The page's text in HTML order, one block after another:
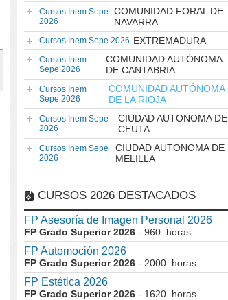
Cursos Inem Sepe
2026
COMUNIDAD FORAL DE
NAVARRA
Cursos Inem Sepe 2026 EXTREMADURA
Cursos Inem
Sepe 2026
COMUNIDAD AUTÓNOMA
DE CANTABRIA
Cursos Inem
Sepe 2026
COMUNIDAD AUTÓNOMA
DE LA RIOJA
Cursos Inem Sepe
2026
CIUDAD AUTONOMA DE
CEUTA
Cursos Inem Sepe
2026
CIUDAD AUTONOMA DE
MELILLA
CURSOS 2026 DESTACADOS
FP Asesoría de Imagen Personal 2026
FP Grado Superior 2026 - 960 horas
FP Automoción 2026
FP Grado Superior 2026 - 2000 horas
FP Estética 2026
FP Grado Superior 2026 - 1620 horas